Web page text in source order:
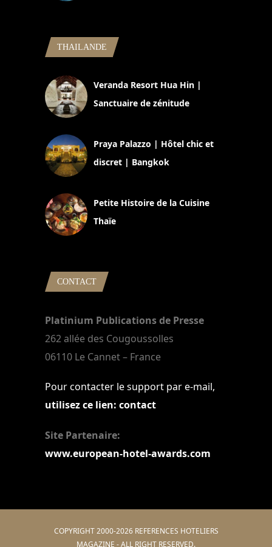
THAILANDE
Veranda Resort Hua Hin |
Sanctuaire de zénitude
Praya Palazzo | Hôtel chic et
discret | Bangkok
Petite Histoire de la Cuisine
Thaïe
CONTACT
Platinium Publications de Presse
262 allée des Cougoussolles
06110 Le Cannet – France
Pour contacter le support par e-mail,
utilisez ce lien: contact
Site Partenaire:
www.european-hotel-awards.com
COPYRIGHT 2000-2026 REFERENCES HOTELIERS
MAGAZINE - ALL RIGHT RESERVED.